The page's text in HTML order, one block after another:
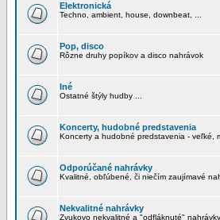
Elektronická
Techno, ambient, house, downbeat, ...
Pop, disco
Rôzne druhy popíkov a disco nahrávok
Iné
Ostatné štýly hudby ...
Koncerty, hudobné predstavenia
Koncerty a hudobné predstavenia - veľké,
Odporúčané nahrávky
Kvalitné, obľúbené, či niečím zaujímavé
Nekvalitné nahrávky
Zvukovo nekvalitné a "odfláknuté" nahrávky.